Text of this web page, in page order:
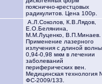
пояснично-крестцовых
радикулитов. Цена 100р.
А.Л.Соколов, К.В.Лядов,
Е.О.Белянина,
М.М.Луценко, В.П.Минаев.
Применение лазерного
излучения с длиной волны
0,94-0,98 мкм в лечении
заболеваний
периферических вен.
Медицинская технология
ФС-2009/133.